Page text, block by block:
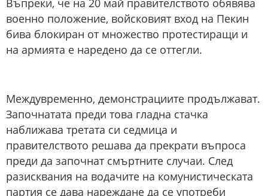
Въпреки, че на 20 май правителството обявява
военно положение, войсковият вход на Пекин
бива блокиран от множество протестиращи и
на армията е наредено да се оттегли.
Междувременно, демонстрациите продължават.
Започнатата преди това гладна стачка
наближава третата си седмица и
правителството решава да прекрати въпроса
преди да започнат смъртните случаи. След
разисквания на водачите на комунистическата
партия се дава нареждане да се употреби